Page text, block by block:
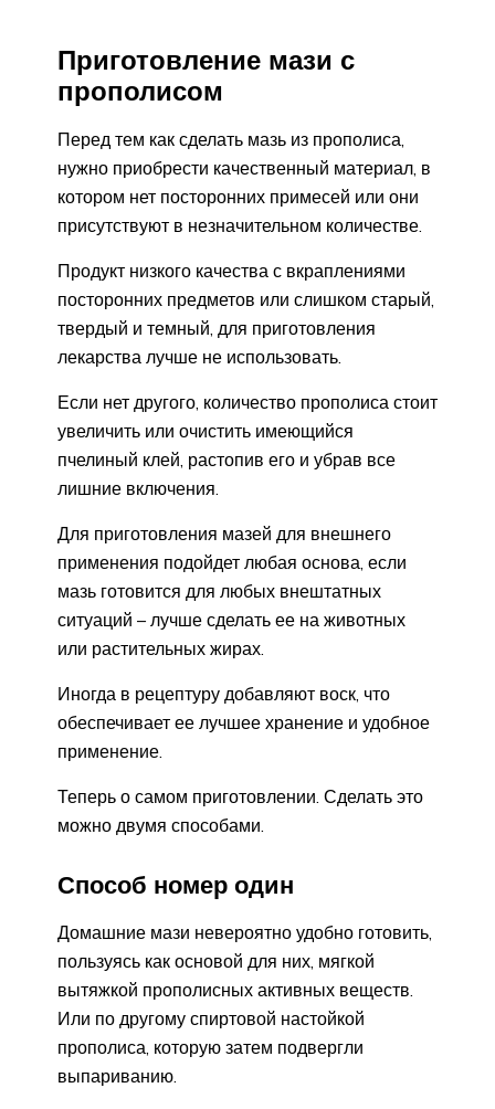
Приготовление мази с
прополисом
Перед тем как сделать мазь из прополиса,
нужно приобрести качественный материал, в
котором нет посторонних примесей или они
присутствуют в незначительном количестве.
Продукт низкого качества с вкраплениями
посторонних предметов или слишком старый,
твердый и темный, для приготовления
лекарства лучше не использовать.
Если нет другого, количество прополиса стоит
увеличить или очистить имеющийся
пчелиный клей, растопив его и убрав все
лишние включения.
Для приготовления мазей для внешнего
применения подойдет любая основа, если
мазь готовится для любых внештатных
ситуаций – лучше сделать ее на животных
или растительных жирах.
Иногда в рецептуру добавляют воск, что
обеспечивает ее лучшее хранение и удобное
применение.
Теперь о самом приготовлении. Сделать это
можно двумя способами.
Способ номер один
Домашние мази невероятно удобно готовить,
пользуясь как основой для них, мягкой
вытяжкой прополисных активных веществ.
Или по другому спиртовой настойкой
прополиса, которую затем подвергли
выпариванию.